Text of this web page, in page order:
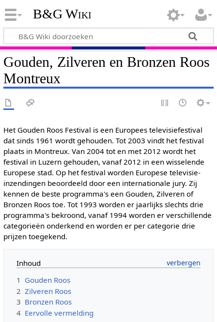
B&G Wiki
Gouden, Zilveren en Bronzen Roos
Montreux
Het Gouden Roos Festival is een Europees televisiefestival
dat sinds 1961 wordt gehouden. Tot 2003 vindt het festival
plaats in Montreux. Van 2004 tot en met 2012 wordt het
festival in Luzern gehouden, vanaf 2012 in een wisselende
Europese stad. Op het festival worden Europese televisie-
inzendingen beoordeeld door een internationale jury. Zij
kennen de beste programma's een Gouden, Zilveren of
Bronzen Roos toe. Tot 1993 worden er jaarlijks slechts drie
programma's bekroond, vanaf 1994 worden er verschillende
categorieën onderkend en worden er per categorie drie
prijzen toegekend.
Inhoud
1 Gouden Roos
2 Zilveren Roos
3 Bronzen Roos
4 Eervolle vermelding